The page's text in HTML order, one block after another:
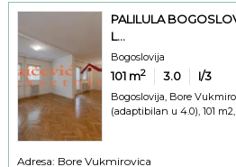
PALILULA
L...
Bogoslovija
101 m2 3.0 I/3
Bogoslovija, Bore
(adaptibilan u 4.0), 101 m2,
Adresa: Bore Vukmirovica